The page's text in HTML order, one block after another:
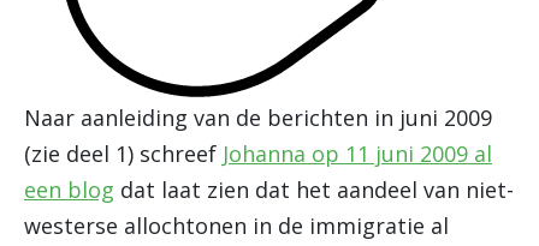
Naar aanleiding van de berichten in juni 2009
(zie deel 1) schreef Johanna op 11 juni 2009 al
een blog dat laat zien dat het aandeel van niet-
westerse allochtonen in de immigratie al